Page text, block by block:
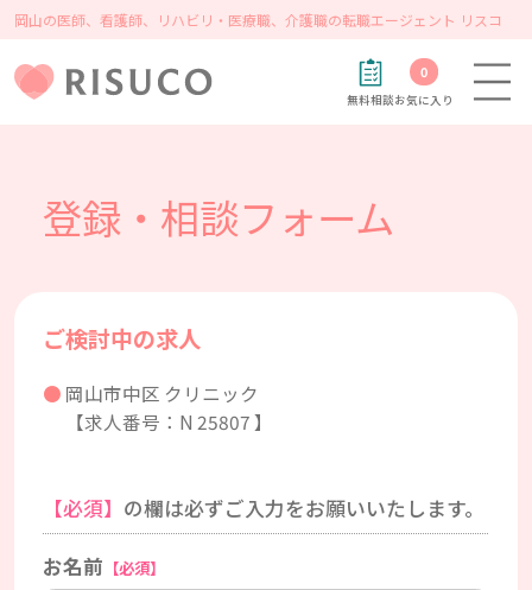
岡山の医師、看護師、リハビリ・医療職、介護職の転職エージェント リスコ
無料相談
0
お気に入り
登録・相談フォーム
ご検討中の求人
岡山市中区 クリニック
【求人番号：N 25807 】
【必須】 の欄は必ずご入力をお願いいたします。
お名前 【必須】